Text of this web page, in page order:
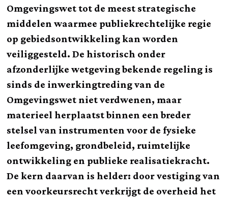
Omgevingswet tot de meest strategische
middelen waarmee publiekrechtelijke regie
op gebiedsontwikkeling kan worden
veiliggesteld. De historisch onder
afzonderlijke wetgeving bekende regeling is
sinds de inwerkingtreding van de
Omgevingswet niet verdwenen, maar
materieel herplaatst binnen een breder
stelsel van instrumenten voor de fysieke
leefomgeving, grondbeleid, ruimtelijke
ontwikkeling en publieke realisatiekracht.
De kern daarvan is helder: door vestiging van
een voorkeursrecht verkrijgt de overheid het